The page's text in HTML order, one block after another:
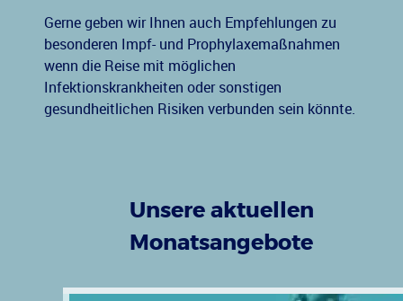
Gerne geben wir Ihnen auch Empfehlungen zu
besonderen Impf- und Prophylaxemaßnahmen
wenn die Reise mit möglichen
Infektionskrankheiten oder sonstigen
gesundheitlichen Risiken verbunden sein könnte.
Unsere aktuellen
Monatsangebote